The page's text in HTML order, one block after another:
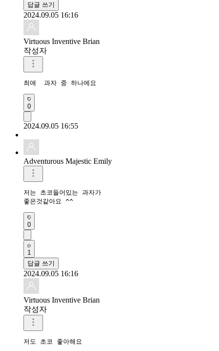
답글 쓰기
2024.09.05 16:16
Virtuous Inventive Brian
작성자
최애  과자 중 하나에요
0
2024.09.05 16:55
Adventurous Majestic Emily
저는 초코들어있는 과자가
좋은것같아요 ^^
0
1
답글 쓰기
2024.09.05 16:16
Virtuous Inventive Brian
작성자
저도 초코 좋아해요